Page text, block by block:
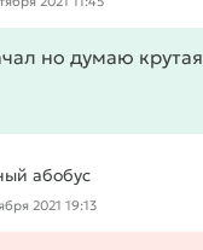
но думаю крутая
абобус
2021 19:13